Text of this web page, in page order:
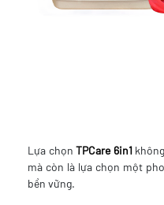
Lựa chọn TPCare 6in1
mà còn là lựa chọn một
bền vững.